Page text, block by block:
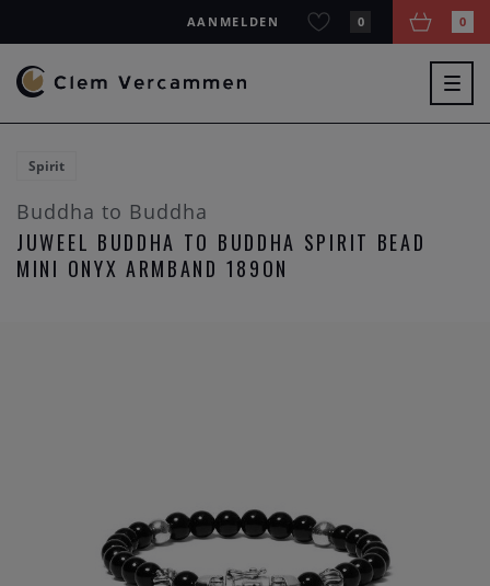
AANMELDEN 0 0
Spirit
Buddha to Buddha
JUWEEL BUDDHA TO BUDDHA SPIRIT BEAD
MINI ONYX ARMBAND 189ON